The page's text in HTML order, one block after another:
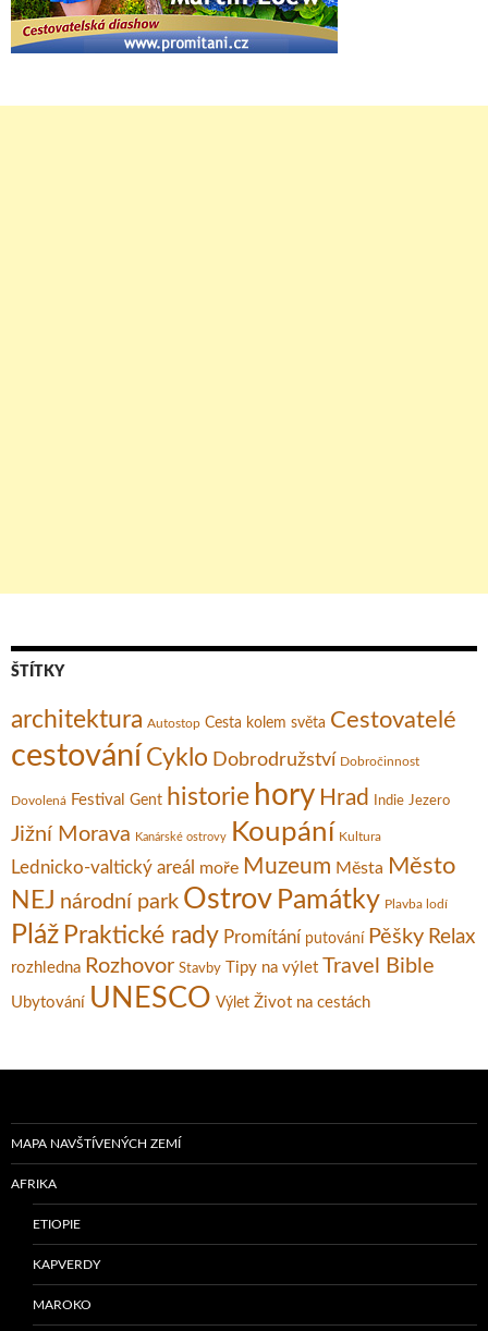
ŠTÍTKY
architektura Autostop Cesta kolem světa Cestovatelé
cestování Cyklo Dobrodružství Dobročinnost
Dovolená Festival Gent historie hory Hrad Indie Jezero
Jižní Morava Kanárské ostrovy Koupání Kultura
Lednicko-valtický areál moře Muzeum Města Město
NEJ národní park Ostrov Památky Plavba lodí
Pláž Praktické rady Promítání putování Pěšky Relax
rozhledna Rozhovor Stavby Tipy na výlet Travel Bible
Ubytování UNESCO Výlet Život na cestách
MAPA NAVŠTÍVENÝCH ZEMÍ
AFRIKA
ETIOPIE
KAPVERDY
MAROKO